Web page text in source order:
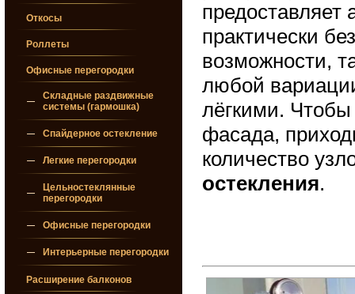
Откосы
Роллеты
Офисные перегородки
Складные раздвижные
системы (гармошка)
Спайдерное остекление
Легкие перегородки
Цельностеклянные
перегородки
Офисные перегородки
Интерьерные перегородки
Расширение балконов
предоставляет
практически
возможности,
любой
лёгкими. Чтобы
фасада,
количество
остекления.